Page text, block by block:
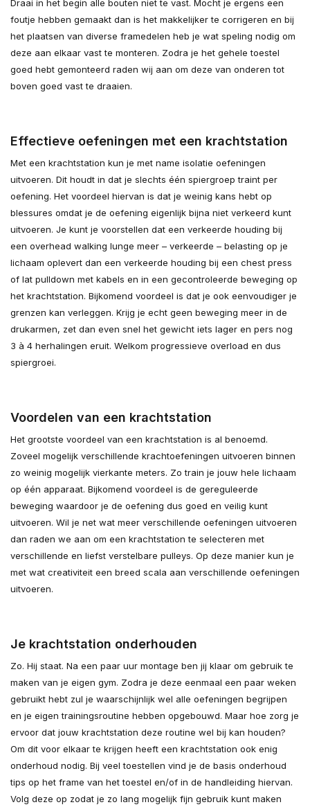
Draai in het begin alle bouten niet te vast. Mocht je ergens een
foutje hebben gemaakt dan is het makkelijker te corrigeren en bij
het plaatsen van diverse framedelen heb je wat speling nodig om
deze aan elkaar vast te monteren. Zodra je het gehele toestel
goed hebt gemonteerd raden wij aan om deze van onderen tot
boven goed vast te draaien.
Effectieve oefeningen met een krachtstation
Met een krachtstation kun je met name isolatie oefeningen
uitvoeren. Dit houdt in dat je slechts één spiergroep traint per
oefening. Het voordeel hiervan is dat je weinig kans hebt op
blessures omdat je de oefening eigenlijk bijna niet verkeerd kunt
uitvoeren. Je kunt je voorstellen dat een verkeerde houding bij
een overhead walking lunge meer – verkeerde – belasting op je
lichaam oplevert dan een verkeerde houding bij een chest press
of lat pulldown met kabels en in een gecontroleerde beweging op
het krachtstation. Bijkomend voordeel is dat je ook eenvoudiger je
grenzen kan verleggen. Krijg je echt geen beweging meer in de
drukarmen, zet dan even snel het gewicht iets lager en pers nog
3 à 4 herhalingen eruit. Welkom progressieve overload en dus
spiergroei.
Voordelen van een krachtstation
Het grootste voordeel van een krachtstation is al benoemd.
Zoveel mogelijk verschillende krachtoefeningen uitvoeren binnen
zo weinig mogelijk vierkante meters. Zo train je jouw hele lichaam
op één apparaat. Bijkomend voordeel is de gereguleerde
beweging waardoor je de oefening dus goed en veilig kunt
uitvoeren. Wil je net wat meer verschillende oefeningen uitvoeren
dan raden we aan om een krachtstation te selecteren met
verschillende en liefst verstelbare pulleys. Op deze manier kun je
met wat creativiteit een breed scala aan verschillende oefeningen
uitvoeren.
Je krachtstation onderhouden
Zo. Hij staat. Na een paar uur montage ben jij klaar om gebruik te
maken van je eigen gym. Zodra je deze eenmaal een paar weken
gebruikt hebt zul je waarschijnlijk wel alle oefeningen begrijpen
en je eigen trainingsroutine hebben opgebouwd. Maar hoe zorg je
ervoor dat jouw krachtstation deze routine wel bij kan houden?
Om dit voor elkaar te krijgen heeft een krachtstation ook enig
onderhoud nodig. Bij veel toestellen vind je de basis onderhoud
tips op het frame van het toestel en/of in de handleiding hiervan.
Volg deze op zodat je zo lang mogelijk fijn gebruik kunt maken